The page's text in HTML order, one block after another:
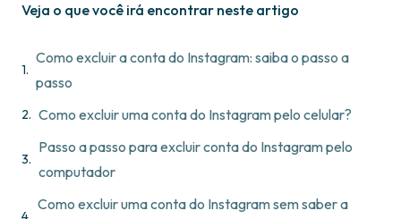
Veja o que você irá encontrar neste artigo
Como excluir a conta do Instagram: saiba o passo a
passo
Como excluir uma conta do Instagram pelo celular?
Passo a passo para excluir conta do Instagram pelo
computador
Como excluir uma conta do Instagram sem saber a